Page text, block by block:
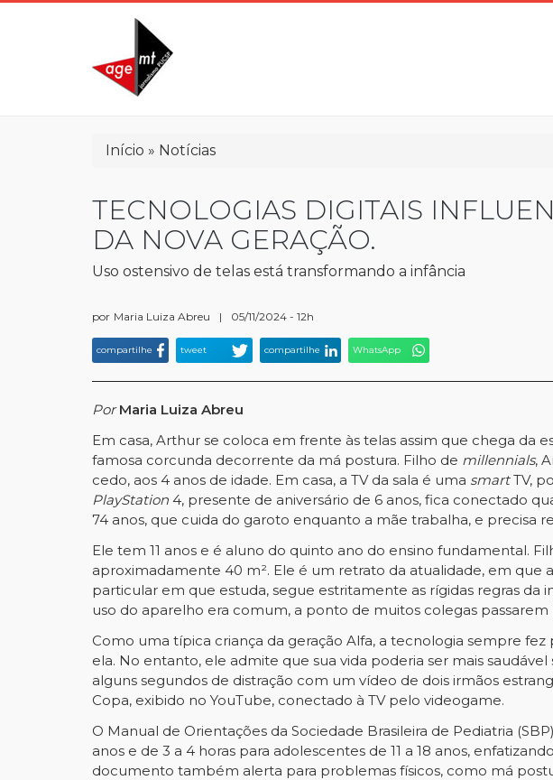
Trilha
navegação
Início Notícias
TECNOLOGIAS DIGITAIS
DA NOVA GERAÇÃO.
Uso ostensivo de telas está transformando a infância
por Maria Luiza Abreu | 05/11/2024 - 12h
compartilhe tweet compartilhe WhatsApp
PorMaria Luiza Abreu
Em casa, Arthur se coloca em frente às telas assim que chega da
famosa corcunda decorrente da má postura. Filho de millennials,
cedo, aos 4 anos de idade. Em casa, a TV da sala é uma smartTV,
PlayStation 4, presente de aniversário de 6 anos, fica conectado
74 anos, que cuida do garoto enquanto a mãe trabalha, e precisa
Ele tem 11 anos e é aluno do quinto ano do ensino fundamental.
aproximadamente 40 m². Ele é um retrato da atualidade, em que
particular em que estuda, segue estritamente as rígidas regras
uso do aparelho era comum, a ponto de muitos colegas
Como uma típica criança da geração Alfa, a tecnologia sempre
ela. No entanto, ele admite que sua vida poderia ser mais
alguns segundos de distração com um vídeo de dois irmãos
Copa, exibido no YouTube, conectado à TV pelo videogame.
O Manual de Orientações da Sociedade Brasileira de Pediatria
anos e de 3 a 4 horas para adolescentes de 11 a 18 anos,
documento também alerta para problemas físicos, como má